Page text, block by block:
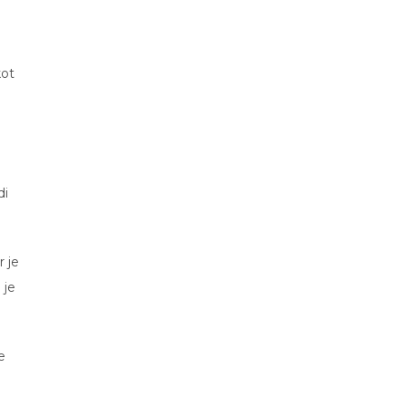
je
je